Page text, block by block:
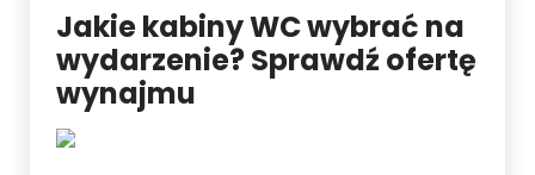
Jakie kabiny WC wybrać na
wydarzenie? Sprawdź ofertę
wynajmu